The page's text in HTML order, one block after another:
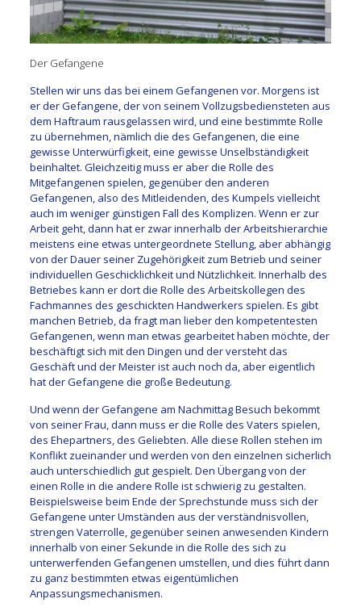
Der Gefangene
Stellen wir uns das bei einem Gefangenen vor. Morgens ist
er der Gefangene, der von seinem Vollzugsbediensteten aus
dem Haftraum rausgelassen wird, und eine bestimmte Rolle
zu übernehmen, nämlich die des Gefangenen, die eine
gewisse Unterwürfigkeit, eine gewisse Unselbständigkeit
beinhaltet. Gleichzeitig muss er aber die Rolle des
Mitgefangenen spielen, gegenüber den anderen
Gefangenen, also des Mitleidenden, des Kumpels vielleicht
auch im weniger günstigen Fall des Komplizen. Wenn er zur
Arbeit geht, dann hat er zwar innerhalb der Arbeitshierarchie
meistens eine etwas untergeordnete Stellung, aber abhängig
von der Dauer seiner Zugehörigkeit zum Betrieb und seiner
individuellen Geschicklichkeit und Nützlichkeit. Innerhalb des
Betriebes kann er dort die Rolle des Arbeitskollegen des
Fachmannes des geschickten Handwerkers spielen. Es gibt
manchen Betrieb, da fragt man lieber den kompetentesten
Gefangenen, wenn man etwas gearbeitet haben möchte, der
beschäftigt sich mit den Dingen und der versteht das
Geschäft und der Meister ist auch noch da, aber eigentlich
hat der Gefangene die große Bedeutung.
Und wenn der Gefangene am Nachmittag Besuch bekommt
von seiner Frau, dann muss er die Rolle des Vaters spielen,
des Ehepartners, des Geliebten. Alle diese Rollen stehen im
Konflikt zueinander und werden von den einzelnen sicherlich
auch unterschiedlich gut gespielt. Den Übergang von der
einen Rolle in die andere Rolle ist schwierig zu gestalten.
Beispielsweise beim Ende der Sprechstunde muss sich der
Gefangene unter Umständen aus der verständnisvollen,
strengen Vaterrolle, gegenüber seinen anwesenden Kindern
innerhalb von einer Sekunde in die Rolle des sich zu
unterwerfenden Gefangenen umstellen, und dies führt dann
zu ganz bestimmten etwas eigentümlichen
Anpassungsmechanismen.